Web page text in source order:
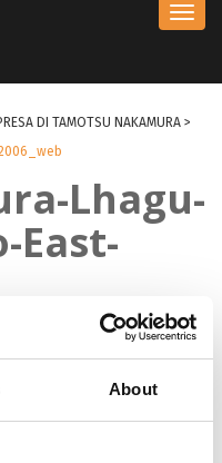
About
DI TAMOTSU NAKAMURA >
Lhagu-
East-